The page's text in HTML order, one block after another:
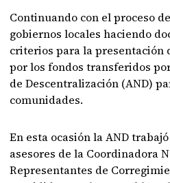
Continuando con el proceso
gobiernos locales haciendo
criterios para la presentación
por los fondos transferidos
de Descentralización (AND)
comunidades.
En esta ocasión la AND
asesores de la Coordinadora
Representantes de